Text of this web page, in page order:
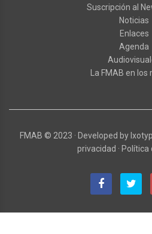
Suscripción al
Noticias
Enlaces
Agenda
La FMAB en
FMAB © 2023 · Developed by
privacidad · Política